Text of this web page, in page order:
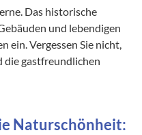
Das historische
und lebendigen
ein. Vergessen Sie nicht,
die gastfreundlichen
Naturschönheit: